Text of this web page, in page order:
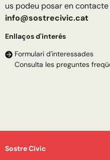
us podeu posar en
info@sostrecivic.cat
Enllaços d'interés
Formulari d'interessades
Consulta les preguntes
Sostre Cívic